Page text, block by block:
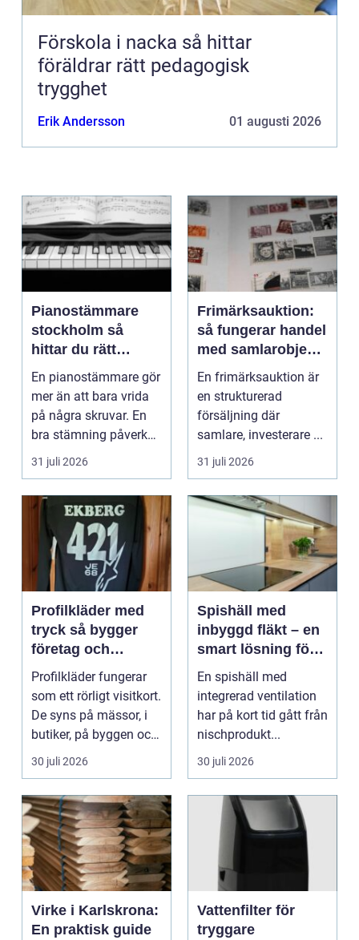
Förskola i nacka så hittar
föräldrar rätt pedagogisk
trygghet
Erik Andersson 01 augusti 2026
Pianostämmare
stockholm så
hittar du rätt
expert för ditt
piano
En pianostämmare gör
mer än att bara vrida
på några skruvar. En
bra stämning påverkar
hur pianot låt...
31 juli 2026
Frimärksauktion:
så fungerar handel
med samlarobjekt i
praktiken
En frimärksauktion är
en strukturerad
försäljning där
samlare, investerare ...
31 juli 2026
Profilkläder med
tryck så bygger
företag och
klubbar en
starkare identitet
Profilkläder fungerar
som ett rörligt visitkort.
De syns på mässor, i
butiker, på byggen och
längs v...
30 juli 2026
Spishäll med
inbyggd fläkt – en
smart lösning för
moderna kök
En spishäll med
integrerad ventilation
har på kort tid gått från
nischprodukt...
30 juli 2026
Virke i Karlskrona:
En praktisk guide
Vattenfilter för
tryggare